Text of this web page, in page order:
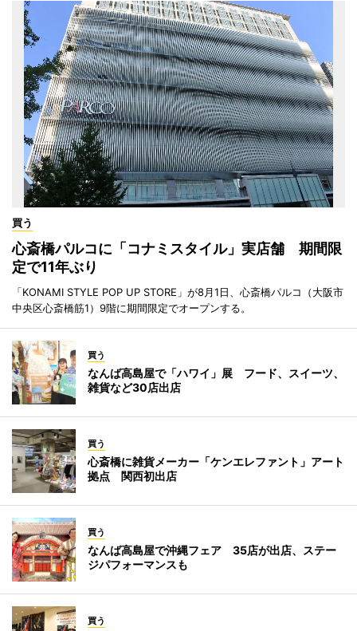
買う
心斎橋パルコに「コナミスタイル」実店舗 期間限
定で11年ぶり
「KONAMI STYLE POP UP STORE」が8月1日、心斎橋パルコ（大阪市
中央区心斎橋筋1）9階に期間限定でオープンする。
買う
なんば高島屋で「ハワイ」展 フード、スイーツ、
雑貨など30店出店
買う
心斎橋に雑貨メーカー「ケンエレファント」アート
拠点 関西初出店
買う
なんば高島屋で沖縄フェア 35店が出店、ステー
ジパフォーマンスも
買う